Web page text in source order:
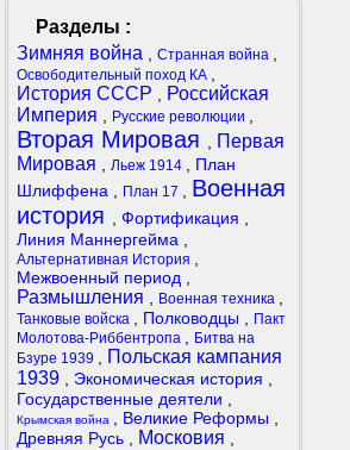
Разделы :
Зимняя война
Странная война
Освободительный поход КА
История СССР
Российская
Империя
Русские революции
Вторая Мировая
Первая
Мировая
Льеж 1914
План
Шлиффена
План 17
Военная
история
Фортификация
Линия Маннергейма
Альтернативная История
Межвоенный период
Размышления Военная техника
Танковые войска Полководцы
Пакт
Молотова-Риббентропа
Битва на
Бзуре 1939
Польская кампания
1939
Экономическая история
Государственные деятели
Крымская война Великие Реформы
Древняя Русь
Московия